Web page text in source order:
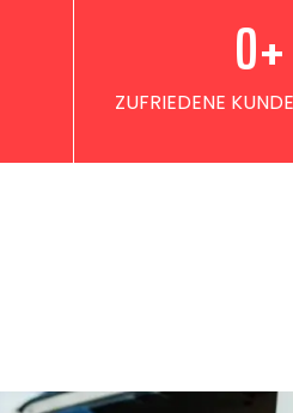
ZUFRIEDENE
0+